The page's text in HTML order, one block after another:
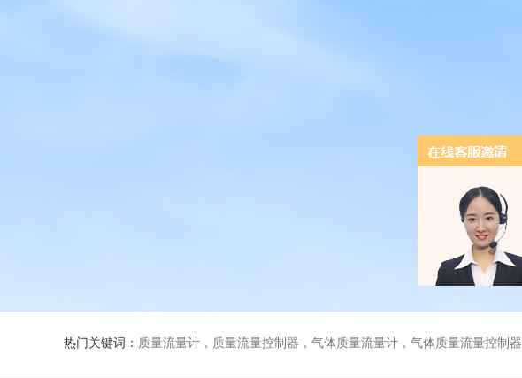
热门关键词： 质量流量计，质量流量控制器，气体质量流量计，气体质量流量控制器